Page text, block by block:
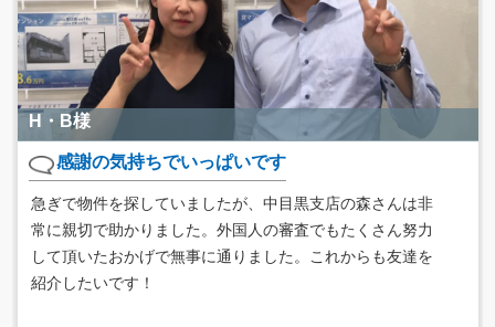
H・B様
感謝の気持ちでいっぱいです
急ぎで物件を探していましたが、中目黒支店の森さんは非
常に親切で助かりました。外国人の審査でもたくさん努力
して頂いたおかげで無事に通りました。これからも友達を
紹介したいです！